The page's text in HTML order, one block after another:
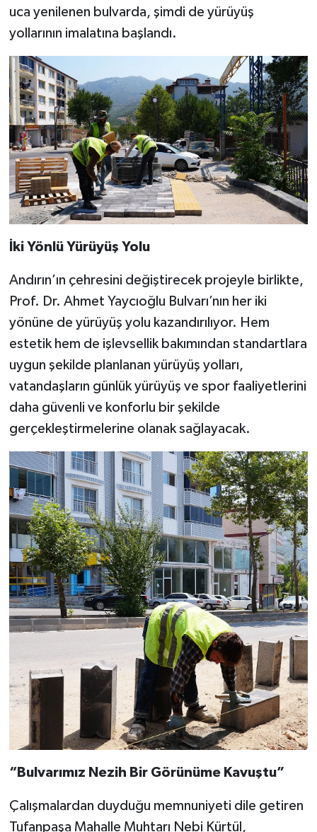
uca yenilenen bulvarda, şimdi de yürüyüş
yollarının imalatına başlandı.
İki Yönlü Yürüyüş Yolu
Andırın’ın çehresini değiştirecek projeyle birlikte,
Prof. Dr. Ahmet Yaycıoğlu Bulvarı’nın her iki
yönüne de yürüyüş yolu kazandırılıyor. Hem
estetik hem de işlevsellik bakımından standartlara
uygun şekilde planlanan yürüyüş yolları,
vatandaşların günlük yürüyüş ve spor faaliyetlerini
daha güvenli ve konforlu bir şekilde
gerçekleştirmelerine olanak sağlayacak.
“Bulvarımız Nezih Bir Görünüme Kavuştu”
Çalışmalardan duyduğu memnuniyeti dile getiren
Tufanpaşa Mahalle Muhtarı Nebi Kürtül,